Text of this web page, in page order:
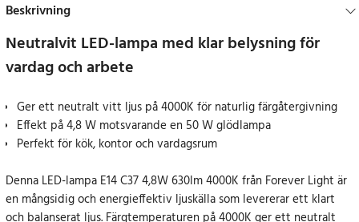
Beskrivning
Neutralvit LED-lampa med klar belysning för
vardag och arbete
Ger ett neutralt vitt ljus på 4000K för naturlig färgåtergivning
Effekt på 4,8 W motsvarande en 50 W glödlampa
Perfekt för kök, kontor och vardagsrum
Denna LED-lampa E14 C37 4,8W 630lm 4000K från Forever Light är
en mångsidig och energieffektiv ljuskälla som levererar ett klart